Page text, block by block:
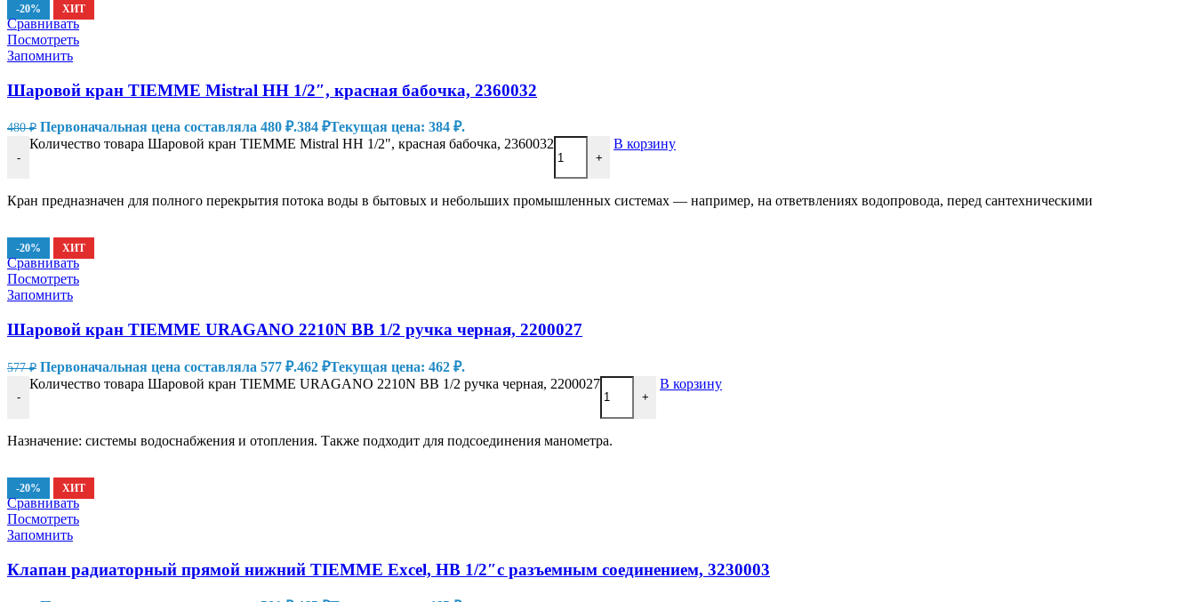
-20% ХИТ
Сравнивать
Посмотреть
Запомнить
Шаровой кран TIEMME Mistral НН 1/2″, красная бабочка, 2360032
480₽ Первоначальная цена составляла 480 ₽.384 ₽Текущая цена: 384 ₽.
-
Количество товара Шаровой кран TIEMME Mistral НН 1/2", красная бабочка, 2360032
+
В корзину
Кран предназначен для полного перекрытия потока воды в бытовых и небольших промышленных системах — например, на ответвлениях водопровода, перед сантехническими
-20% ХИТ
Сравнивать
Посмотреть
Запомнить
Шаровой кран TIEMME URAGANO 2210N ВВ 1/2 ручка черная, 2200027
577₽ Первоначальная цена составляла 577 ₽.462 ₽Текущая цена: 462 ₽.
-
Количество товара Шаровой кран TIEMME URAGANO 2210N ВВ 1/2 ручка черная, 2200027
+
В корзину
Назначение: системы водоснабжения и отопления. Также подходит для подсоединения манометра.
-20% ХИТ
Сравнивать
Посмотреть
Запомнить
Клапан радиаторный прямой нижний TIEMME Excel, НВ 1/2″с разъемным соединением, 3230003